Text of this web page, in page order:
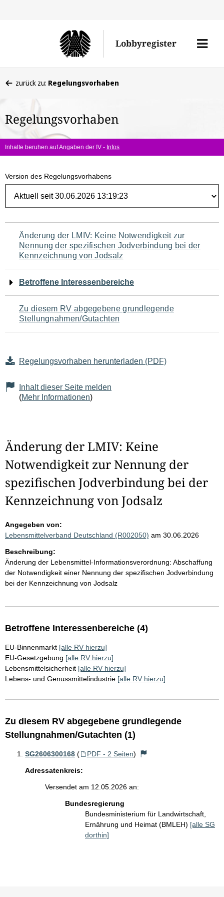
Lobbyregister
Menü
befinden
hier:
zurück zu: Regelungsvorhaben
Regelungsvorhaben
Inhalte beruhen auf Angaben der IV - Infos
Version des Regelungsvorhabens
Navigation
für
den
Seiteninhalt
Änderung der LMIV: Keine Notwendigkeit zur
Nennung der spezifischen Jodverbindung bei der
Kennzeichnung von Jodsalz
Betroffene Interessenbereiche
Zu diesem RV abgegebene grundlegende
Stellungnahmen/Gutachten
Regelungsvorhaben herunterladen (PDF)
Inhalt dieser Seite melden
(Mehr Informationen)
Änderung der LMIV: Keine
Notwendigkeit zur Nennung der
spezifischen Jodverbindung bei der
Kennzeichnung von Jodsalz
Angegeben von:
Lebensmittelverband Deutschland (R002050) am 30.06.2026
Beschreibung:
Änderung der Lebensmittel-Informationsverordnung: Abschaffung
der Notwendigkeit einer Nennung der spezifischen Jodverbindung
bei der Kennzeichnung von Jodsalz
Betroffene Interessenbereiche (4)
EU-Binnenmarkt [alle RV hierzu]
EU-Gesetzgebung [alle RV hierzu]
Lebensmittelsicherheit [alle RV hierzu]
Lebens- und Genussmittelindustrie [alle RV hierzu]
Zu diesem RV abgegebene grundlegende
Stellungnahmen/Gutachten (1)
SG2606300168 ( PDF - 2 Seiten)
Adressatenkreis:
Versendet am 12.05.2026 an:
Bundesregierung
Bundesministerium für Landwirtschaft,
Ernährung und Heimat (BMLEH) [alle SG
dorthin]